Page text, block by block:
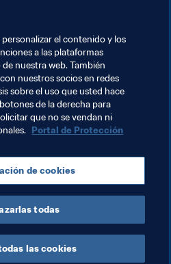
entrar en la lista de la
de noviembre. Será
del principado se
Israel y Montenegro en
para el Campeonato Europeo
el contenido y los
a las plataformas
nuestra web. También
nuestros socios en redes
sobre el uso que usted hace
de la derecha para
que no se vendan ni
Portal de Protección
de cookies
todas
las cookies